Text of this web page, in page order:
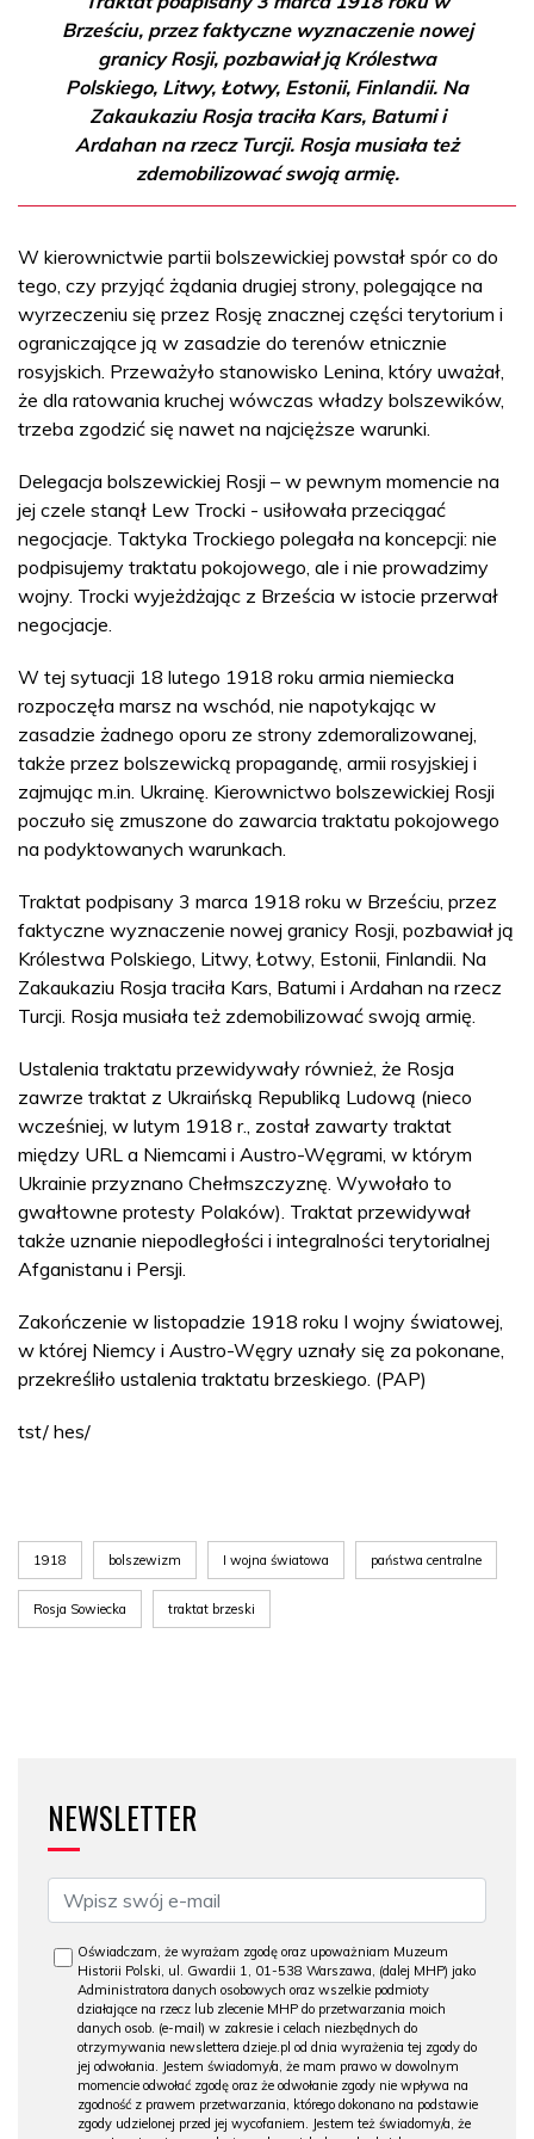
Brześciu, przez faktyczne wyznaczenie nowej
granicy Rosji, pozbawiał ją Królestwa
Polskiego, Litwy, Łotwy, Estonii, Finlandii. Na
Zakaukaziu Rosja traciła Kars, Batumi i
Ardahan na rzecz Turcji. Rosja musiała też
zdemobilizować swoją armię.
W kierownictwie partii bolszewickiej powstał spór co do
tego, czy przyjąć żądania drugiej strony, polegające na
wyrzeczeniu się przez Rosję znacznej części terytorium i
ograniczające ją w zasadzie do terenów etnicznie
rosyjskich. Przeważyło stanowisko Lenina, który uważał,
że dla ratowania kruchej wówczas władzy bolszewików,
trzeba zgodzić się nawet na najcięższe warunki.
Delegacja bolszewickiej Rosji – w pewnym momencie na
jej czele stanął Lew Trocki - usiłowała przeciągać
negocjacje. Taktyka Trockiego polegała na koncepcji: nie
podpisujemy traktatu pokojowego, ale i nie prowadzimy
wojny. Trocki wyjeżdżając z Brześcia w istocie przerwał
negocjacje.
W tej sytuacji 18 lutego 1918 roku armia niemiecka
rozpoczęła marsz na wschód, nie napotykając w
zasadzie żadnego oporu ze strony zdemoralizowanej,
także przez bolszewicką propagandę, armii rosyjskiej i
zajmując m.in. Ukrainę. Kierownictwo bolszewickiej Rosji
poczuło się zmuszone do zawarcia traktatu pokojowego
na podyktowanych warunkach.
Traktat podpisany 3 marca 1918 roku w Brześciu, przez
faktyczne wyznaczenie nowej granicy Rosji, pozbawiał ją
Królestwa Polskiego, Litwy, Łotwy, Estonii, Finlandii. Na
Zakaukaziu Rosja traciła Kars, Batumi i Ardahan na rzecz
Turcji. Rosja musiała też zdemobilizować swoją armię.
Ustalenia traktatu przewidywały również, że Rosja
zawrze traktat z Ukraińską Republiką Ludową (nieco
wcześniej, w lutym 1918 r., został zawarty traktat
między URL a Niemcami i Austro-Węgrami, w którym
Ukrainie przyznano Chełmszczyznę. Wywołało to
gwałtowne protesty Polaków). Traktat przewidywał
także uznanie niepodległości i integralności terytorialnej
Afganistanu i Persji.
Zakończenie w listopadzie 1918 roku I wojny światowej,
w której Niemcy i Austro-Węgry uznały się za pokonane,
przekreśliło ustalenia traktatu brzeskiego. (PAP)
tst/ hes/
1918 bolszewizm I wojna światowa państwa centralne
Rosja Sowiecka traktat brzeski
NEWSLETTER
Oświadczam, że wyrażam zgodę oraz upoważniam Muzeum
Historii Polski, ul. Gwardii 1, 01-538 Warszawa, (dalej MHP) jako
Administratora danych osobowych oraz wszelkie podmioty
działające na rzecz lub zlecenie MHP do przetwarzania moich
danych osob. (e-mail) w zakresie i celach niezbędnych do
otrzymywania newslettera dzieje.pl od dnia wyrażenia tej zgody do
jej odwołania. Jestem świadomy/a, że mam prawo w dowolnym
momencie odwołać zgodę oraz że odwołanie zgody nie wpływa na
zgodność z prawem przetwarzania, którego dokonano na podstawie
zgody udzielonej przed jej wycofaniem. Jestem też świadomy/a, że